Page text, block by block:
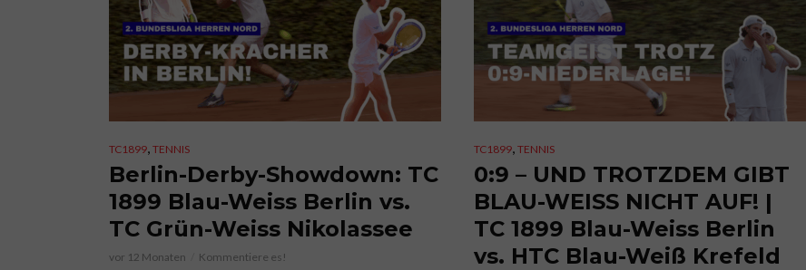
TC1899, TENNIS
Berlin-Derby-Showdown: TC
1899 Blau-Weiss Berlin vs.
TC Grün-Weiss Nikolassee
vor 12 Monaten Kommentiere es!
TC1899, TENNIS
0:9 – UND TROTZDEM GIBT
BLAU-WEISS NICHT AUF! |
TC 1899 Blau-Weiss Berlin
vs. HTC Blau-Weiß Krefeld